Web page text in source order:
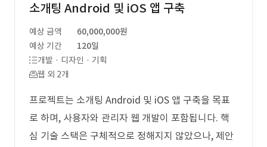
소개팅 Android 및 iOS 앱 구축
예상 금액
60,000,000원
예상 기간
120일
개발 · 디자인 · 기획
웹 외 2개
프로젝트는 소개팅 Android 및 iOS 앱 구축을 목표
로 하며, 사용자와 관리자 웹 개발이 포함됩니다. 핵
심 기술 스택은 구체적으로 정해지지 않았으나, 제안